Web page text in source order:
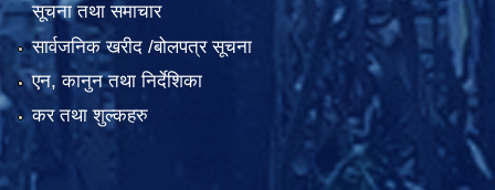
सूचना तथा समाचार
सार्वजनिक खरीद /बोलपत्र सूचना
एन, कानुन तथा निर्देशिका
कर तथा शुल्कहरु